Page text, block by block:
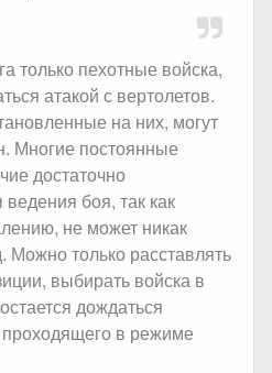
только пехотные войска,
атакой с вертолетов.
на них, могут
Многие постоянные
достаточно
боя, так как
не может никак
Можно только расставлять
выбирать войска в
дождаться
проходящего в режиме